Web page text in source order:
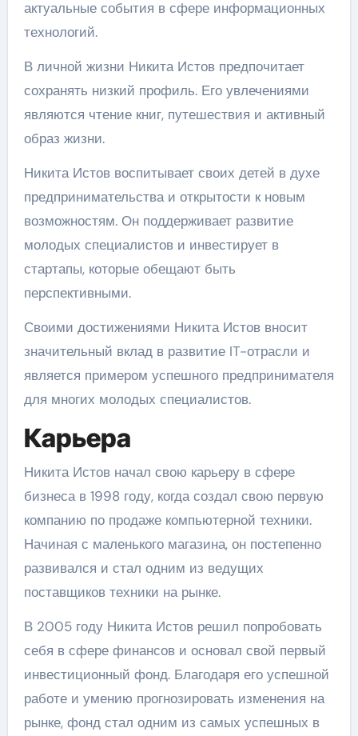
актуальные события в сфере информационных
технологий.
В личной жизни Никита Истов предпочитает
сохранять низкий профиль. Его увлечениями
являются чтение книг, путешествия и активный
образ жизни.
Никита Истов воспитывает своих детей в духе
предпринимательства и открытости к новым
возможностям. Он поддерживает развитие
молодых специалистов и инвестирует в
стартапы, которые обещают быть
перспективными.
Своими достижениями Никита Истов вносит
значительный вклад в развитие IT-отрасли и
является примером успешного предпринимателя
для многих молодых специалистов.
Карьера
Никита Истов начал свою карьеру в сфере
бизнеса в 1998 году, когда создал свою первую
компанию по продаже компьютерной техники.
Начиная с маленького магазина, он постепенно
развивался и стал одним из ведущих
поставщиков техники на рынке.
В 2005 году Никита Истов решил попробовать
себя в сфере финансов и основал свой первый
инвестиционный фонд. Благодаря его успешной
работе и умению прогнозировать изменения на
рынке, фонд стал одним из самых успешных в